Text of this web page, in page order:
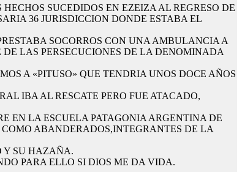
SUCEDIDOS EN EZEIZA AL REGRESO DE
36 JURISDICCION DONDE ESTABA EL
SOCORROS CON UNA AMBULANCIA A
LAS PERSECUCIONES DE LA DENOMINADA
A «PITUSO» QUE TENDRIA UNOS DOCE AÑOS
IBA AL RESCATE PERO FUE ATACADO,
EN LA ESCUELA PATAGONIA ARGENTINA DE
ABANDERADOS,INTEGRANTES DE LA
Y SU HAZAÑA.
PARA ELLO SI DIOS ME DA VIDA.